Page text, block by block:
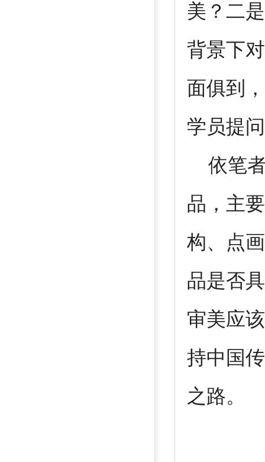
美？二
背景下
面俱到
学员提
依笔者
品，主
构、点
品是否
审美应
持中国
之路。